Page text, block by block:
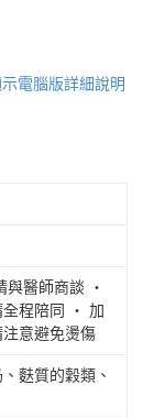
電腦版詳細說明
與醫師商談 ‧
全程陪同 ‧ 加
意避免燙傷
麩質的穀類、